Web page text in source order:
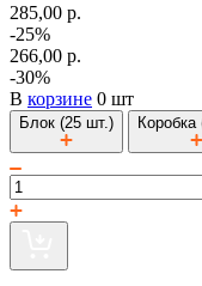
285,00 р.
-25%
266,00 р.
-30%
В корзине 0 шт
Блок (25 шт.) Коробка